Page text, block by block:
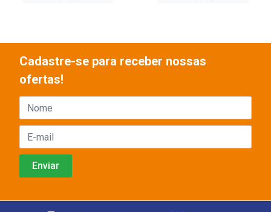
Cadastre-se para receber nossas
ofertas!